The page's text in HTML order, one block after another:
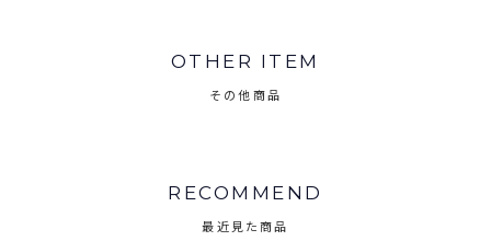
OTHER ITEM
その他商品
RECOMMEND
最近見た商品